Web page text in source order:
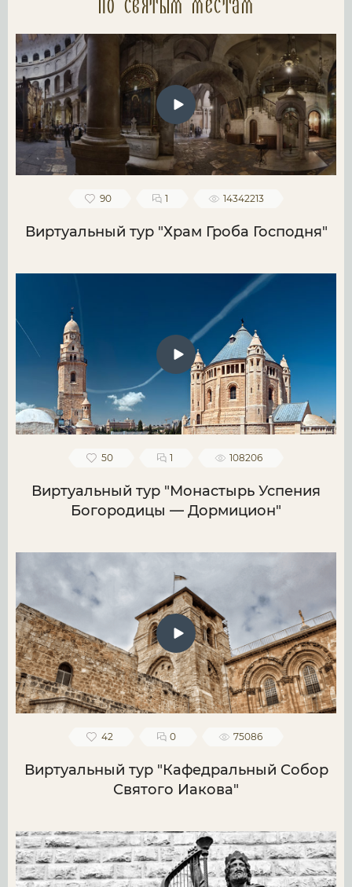
по святым местам
90 1 14342213
Виртуальный тур "Храм Гроба Господня"
50 1 108206
Виртуальный тур "Монастырь Успения
Богородицы — Дормицион"
42 0 75086
Виртуальный тур "Кафедральный Собор
Святого Иакова"